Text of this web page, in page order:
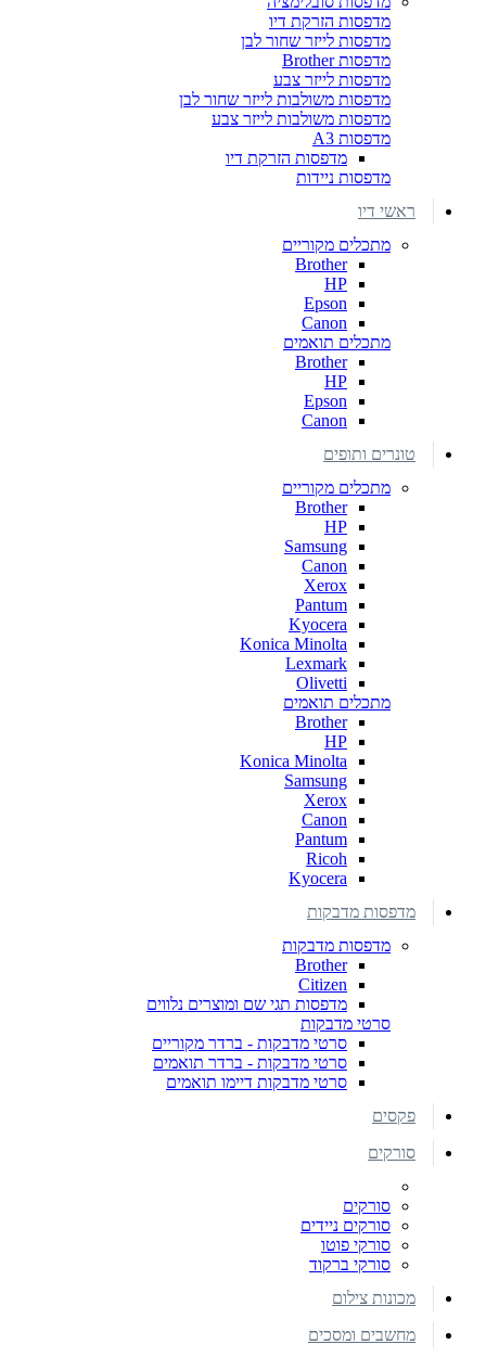
מדפסות הזרקת דיו
מדפסות לייזר שחור לבן
מדפסות Brother
מדפסות לייזר צבע
מדפסות משולבות לייזר שחור לבן
מדפסות משולבות לייזר צבע
מדפסות A3
מדפסות הזרקת דיו
מדפסות ניידות
ראשי דיו
מתכלים מקוריים
Brother
HP
Epson
Canon
מתכלים תואמים
Brother
HP
Epson
Canon
טונרים ותופים
מתכלים מקוריים
Brother
HP
Samsung
Canon
Xerox
Pantum
Kyocera
Konica Minolta
Lexmark
Olivetti
מתכלים תואמים
Brother
HP
Konica Minolta
Samsung
Xerox
Canon
Pantum
Ricoh
Kyocera
מדפסות מדבקות
מדפסות מדבקות
Brother
Citizen
מדפסות תגי שם ומוצרים נלווים
סרטי מדבקות
סרטי מדבקות - ברדר מקוריים
סרטי מדבקות - ברדר תואמים
סרטי מדבקות דיימו תואמים
פקסים
סורקים
סורקים
סורקים ניידים
סורקי פוטו
סורקי ברקוד
מכונות צילום
מחשבים ומסכים